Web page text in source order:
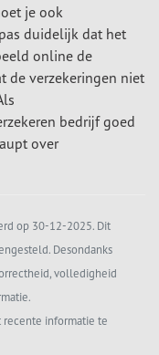
je ook
duidelijk dat het
online de
de verzekeringen niet
bedrijf goed
over
op 30-12-2025. Dit
Desondanks
volledigheid
recente informatie te